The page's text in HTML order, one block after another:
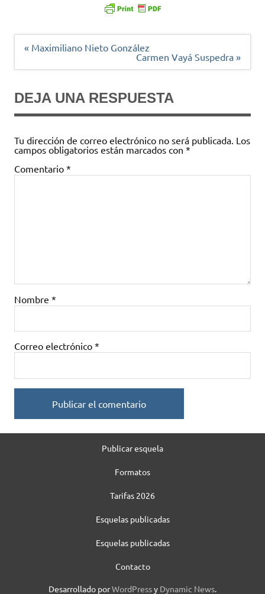
Navegación
« Maximiliano Nieto González
Carmen Vayá Suspedra »
DEJA UNA RESPUESTA
Tu dirección de correo electrónico no será publicada. Los
campos obligatorios están marcados con *
Comentario *
Nombre *
Correo electrónico *
Publicar esquela
Formatos
Tarifas 2026
Esquelas publicadas
Esquelas publicadas
Contacto
Desarrollado porWordPressy Dynamic News.